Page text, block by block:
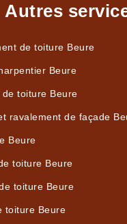
Autres
de toiture Beure
Beure
de toiture Beure
ravalement de façade
Beure
toiture Beure
toiture Beure
toiture Beure